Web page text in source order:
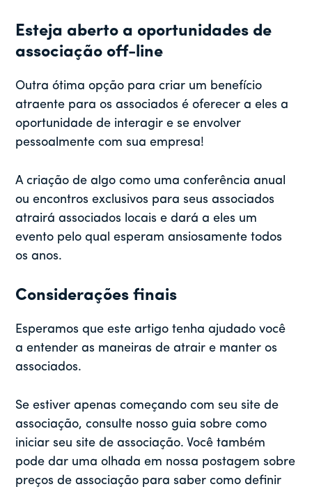
Esteja aberto a oportunidades de
associação off-line
Outra ótima opção para criar um benefício
atraente para os associados é oferecer a eles a
oportunidade de interagir e se envolver
pessoalmente com sua empresa!
A criação de algo como uma conferência anual
ou encontros exclusivos para seus associados
atrairá associados locais e dará a eles um
evento pelo qual esperam ansiosamente todos
os anos.
Considerações finais
Esperamos que este artigo tenha ajudado você
a entender as maneiras de atrair e manter os
associados.
Se estiver apenas começando com seu site de
associação, consulte nosso guia sobre como
iniciar seu site de associação. Você também
pode dar uma olhada em nossa postagem sobre
preços de associação para saber como definir